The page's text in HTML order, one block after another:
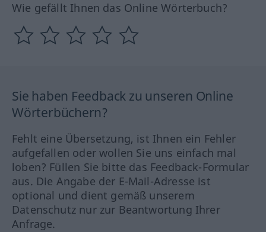
Wie gefällt Ihnen das Online Wörterbuch?
Sie haben Feedback zu unseren Online
Wörterbüchern?
Fehlt eine Übersetzung, ist Ihnen ein Fehler
aufgefallen oder wollen Sie uns einfach mal
loben? Füllen Sie bitte das Feedback-Formular
aus. Die Angabe der E-Mail-Adresse ist
optional und dient gemäß unserem
Datenschutz nur zur Beantwortung Ihrer
Anfrage.